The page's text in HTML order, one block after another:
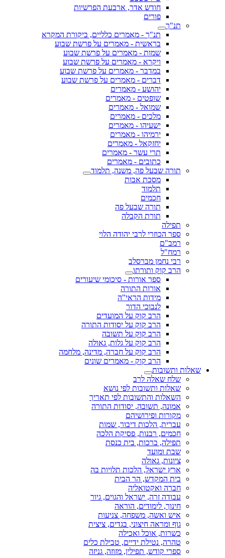
חודש אדר, ארבעת הפרשיות
פורים
תנ"ך
תנ"ך - מאמרים כלליים, ביקורת המקרא
בראשית - מאמרים על פרשת שבוע
שמות - מאמרים על פרשת שבוע
ויקרא - מאמרים על פרשת שבוע
במדבר - מאמרים על פרשת שבוע
דברים - מאמרים על פרשת שבוע
יהושע - מאמרים
שופטים - מאמרים
שמואל - מאמרים
מלכים - מאמרים
ישעיהו - מאמרים
ירמיהו - מאמרים
יחזקאל - מאמרים
תרי עשר - מאמרים
כתובים - מאמרים
תורה שבעל פה, משנה, תלמוד
מסכת אבות
תלמוד
חכמים
תורה שבעל פה
תורת הקבלה
תפילה
ספר הכוזרי לרבי יהודה הלוי
רמב"ם
רמח"ל
רבי נחמן מברסלב
הרב קוק ותורתו
ספר אורות - סיכומי שיעורים
אורות התורה
מידות הראי"ה
לנבוכי הדור
הרב קוק על המועדים
הרב קוק על יסודות התורה
הרב קוק על תשובה
הרב קוק על גלות, גאולה
הרב קוק על חברה, מדינה, מלחמה
הרב קוק - מאמרים שונים
שאלות ותשובות
שלח שאלה לרב
שאלות ותשובות לפי נושא
השאלות והתשובות לפי תאריך
אמונה, תשובה, יסודות התורה
מקורות ופירושיהם
עברית, הלכות דיבור, שמות
חכמים, רבנות, פסיקת הלכה
תפילה, ברכות, בית כנסת
שבת ומועד
ציונות, גאולה
ארץ ישראל, הלכות תלויות בה
בית המקדש, הר הבית
חברה ואקטואליה
עבודה זרה, ישראל והגוים, גיור
חינוך, לימודים, הוראה
איש ואשה, משפחה, צניעות
גוף ומראה חיצוני, בגדים, ציצית
כשרות, אוכל ואכילה
טהרה, נטילת ידיים, טבילת כלים
ספרי קודש, תפילין, מזוזה, גניזה